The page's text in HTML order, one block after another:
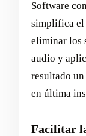
Software
simplifica el
eliminar los
audio y
resultado
en última
Facilitar